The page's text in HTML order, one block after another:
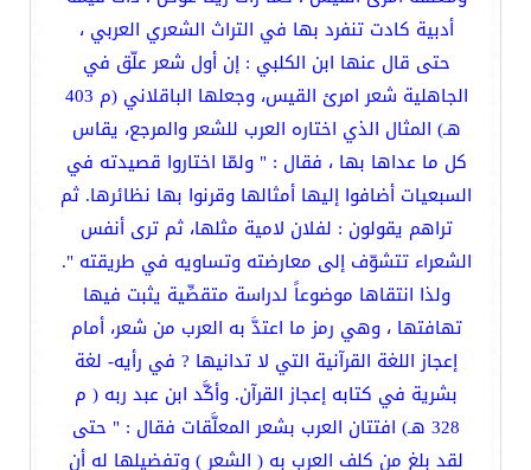
أدبية كادت تنفرد بها في التراث الشعري العربي ،
حتى قال عنها ابن الكلبي : إن أول شعر علّق في
الجاهلية شعر امرئ القيس، وجعلها الباقلاني (م 403
هـ) المثال الذي اختاره العرب للشعر والمرجع، يقاس
كل ما عداها بها ، فقال : " ولمّا اختاروا قصيدته في
السبعيات أضافوا إليها أمثالها وقرنوا بها نظائرها. ثم
تراهم يقولون : لفلان لامية مثلها، ثم ترى أنفس
الشعراء تتشوّف إلى معارضته وتساويه في طريقته ".
ولذا انتقاها موضوعاً لدراسة متقصِّية يثبت فيها
تهافتها ، وهي رمز ما اعتدَّ به العرب من شعر، أمام
إعجاز اللغة القرآنية التي لا تدانيها ? في رأيه- لغة
بشرية في كتابه إعجاز القرآن. وأكَّد ابن عبد ربه ( م
328 هـ) افتتان العرب بشعر المعلَّقات فقال : " حتى
لقد بلغ من كلف العرب به ( الشعر ) وتفضيلها له أن